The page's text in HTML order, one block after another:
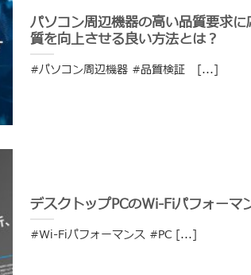
パソコン周辺機器の高い品質要求
質を向上させる良い方法とは？
#パソコン周辺機器 #品質検証 [...]
デスクトップPCのWi-Fiパフォーマ
#Wi-Fiパフォーマンス #PC [...]